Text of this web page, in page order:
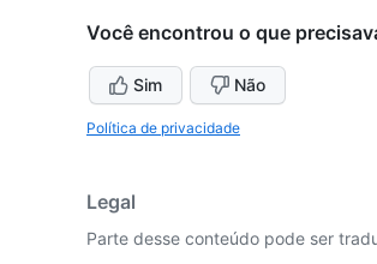
Você encontrou o que
Sim Não
Política de privacidade
Legal
Parte desse conteúdo pode ser